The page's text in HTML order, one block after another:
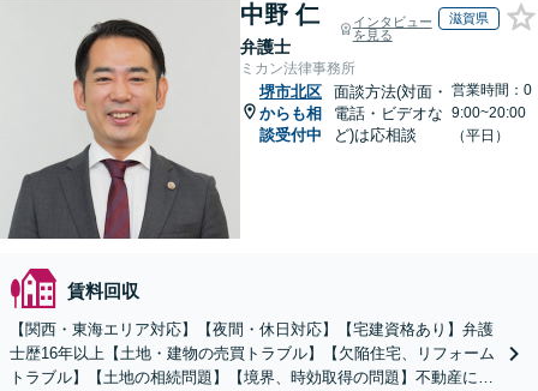
中野 仁
弁護士
インタビュー
を見る
滋賀県
ミカン法律事務所
堺市北区
からも相
談受付中
面談方法(対面・
電話・ビデオな
ど)は応相談
営業時間：0
9:00~20:00
（平日）
賃料回収
【関西・東海エリア対応】【夜間・休日対応】【宅建資格あり】弁護
士歴16年以上【土地・建物の売買トラブル】【欠陥住宅、リフォーム
トラブル】【土地の相続問題】【境界、時効取得の問題】不動産に関